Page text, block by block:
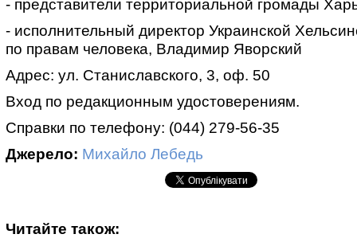
- представители территориальной громады
- исполнительный директор Украинской
по правам человека, Владимир Яворский
Адрес: ул. Станиславского, 3, оф. 50
Вход по редакционным удостоверениям.
Справки по телефону: (044) 279-56-35
Джерело: Михайло Лебедь
Читайте також: